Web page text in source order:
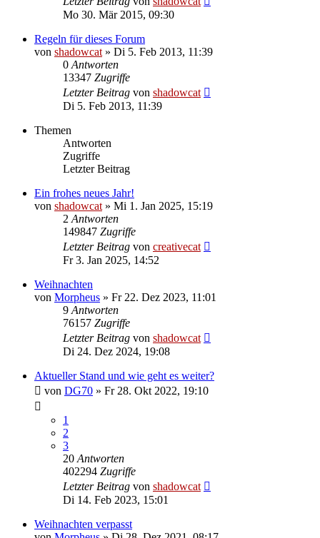
Mo 30. Mär 2015, 09:30
Regeln für dieses Forum
von shadowcat » Di 5. Feb 2013, 11:39
0 Antworten
13347 Zugriffe
Letzter Beitrag von shadowcat
Di 5. Feb 2013, 11:39
Themen
Antworten
Zugriffe
Letzter Beitrag
Ein frohes neues Jahr!
von shadowcat » Mi 1. Jan 2025, 15:19
2 Antworten
149847 Zugriffe
Letzter Beitrag von creativecat
Fr 3. Jan 2025, 14:52
Weihnachten
von Morpheus » Fr 22. Dez 2023, 11:01
9 Antworten
76157 Zugriffe
Letzter Beitrag von shadowcat
Di 24. Dez 2024, 19:08
Aktueller Stand und wie geht es weiter?
von DG70 » Fr 28. Okt 2022, 19:10
1
2
3
20 Antworten
402294 Zugriffe
Letzter Beitrag von shadowcat
Di 14. Feb 2023, 15:01
Weihnachten verpasst